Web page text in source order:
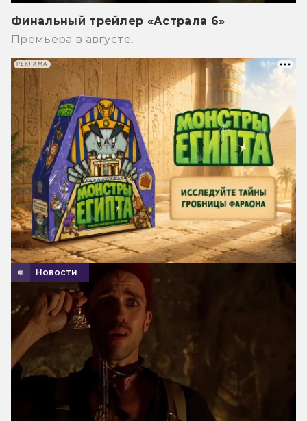
Финальный трейлер «Астрала 6»
Премьера в августе.
Новости
РЕКЛАМА